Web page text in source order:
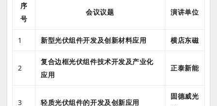
序
号
会议议题 演讲单位
1 新型光伏组件开发及创新材料应用 横店东磁
2
复合边框光伏组件技术开发及产业化
应用
正泰新能
3 轻质光伏组件的开发及创新应用
固德威光